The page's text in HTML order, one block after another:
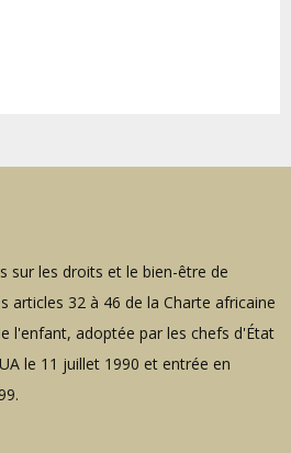
sur les droits et le bien-être de
articles 32 à 46 de la Charte africaine
l'enfant, adoptée par les chefs d'État
le 11 juillet 1990 et entrée en